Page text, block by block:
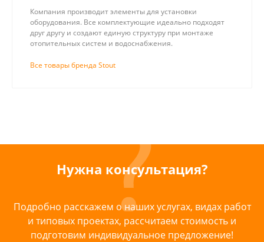
Компания производит элементы для установки
оборудования. Все комплектующие идеально подходят
друг другу и создают единую структуру при монтаже
отопительных систем и водоснабжения.
Все товары бренда Stout
Нужна консультация?
Подробно расскажем о наших услугах, видах работ
и типовых проектах, рассчитаем стоимость и
подготовим индивидуальное предложение!